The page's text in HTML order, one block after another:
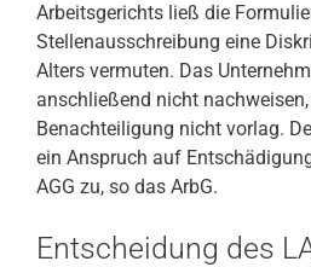
Arbeitsgerichts ließ die
Stellenausschreibung eine
Alters vermuten. Das
anschließend nicht
Benachteiligung nicht vorlag.
ein Anspruch auf
AGG zu, so das ArbG.
Entscheidung des